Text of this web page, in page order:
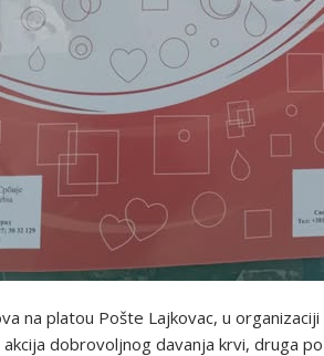
na platou Pošte Lajkovac, u
dobrovoljnog davanja krvi, druga